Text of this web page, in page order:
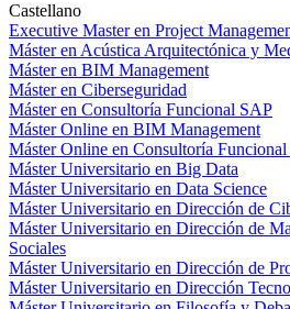
Castellano
Executive Master en Project
Máster en Acústica Arquitectónica y
Máster en BIM Management
Máster en Ciberseguridad
Máster en Consultoría Funcional SAP
Máster Online en BIM Management
Máster Online en Consultoría
Máster Universitario en Big Data
Máster Universitario en Data Science
Máster Universitario en Dirección de
Máster Universitario en Dirección de
Sociales
Máster Universitario en Dirección de
Máster Universitario en Dirección